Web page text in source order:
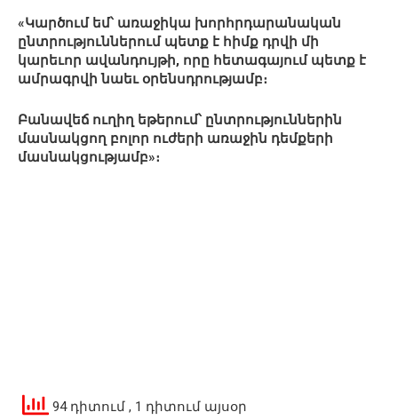
«Կարծում եմ՝ առաջիկա խորհրդարանական
ընտրություններում պետք է հիմք դրվի մի
կարեւոր ավանդույթի, որը հետագայում պետք է
ամրագրվի նաեւ օրենսդրությամբ։
Բանավեճ ուղիղ եթերում՝ ընտրություններին
մասնակցող բոլոր ուժերի առաջին դեմքերի
մասնակցությամբ»։
94 դիտում , 1 դիտում այսօր